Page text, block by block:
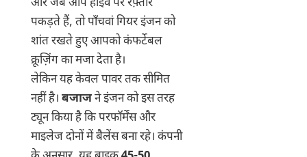
और जब आप हाईवे पर रफ़्तार
पकड़ते हैं, तो पाँचवां गियर इंजन को
शांत रखते हुए आपको कंफर्टेबल
क्रूज़िंग का मजा देता है।
लेकिन यह केवल पावर तक सीमित
नहीं है। बजाजने इंजन को इस तरह
ट्यून किया है कि परफॉर्मेंस और
माइलेज दोनों में बैलेंस बना रहे। कंपनी